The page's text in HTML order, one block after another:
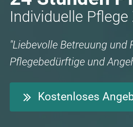
Individuelle
"Liebevolle Betreuung
Pflegebedürftige und
Kostenloses